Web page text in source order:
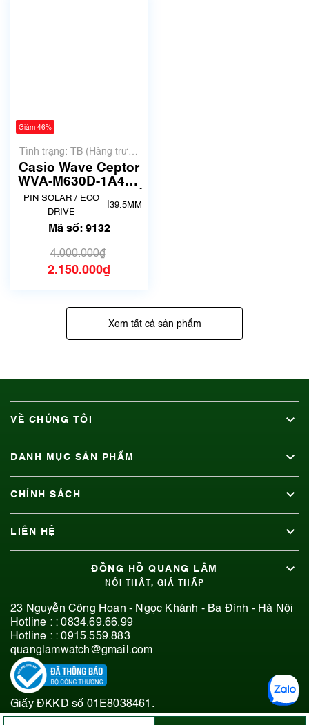
Giảm 46%
Tình trạng: TB (Hàng trưng
bày, thanh lý)
Casio Wave Ceptor
WVA-M630D-1A4JF
| size 9.5mm | Mã số
9132
PIN SOLAR / ECO
DRIVE
39.5MM
Mã số: 9132
4.000.000₫
2.150.000₫
Xem tất cả sản phẩm
VỀ CHÚNG TÔI
DANH MỤC SẢN PHẨM
CHÍNH SÁCH
LIÊN HỆ
ĐỒNG HỒ QUANG LÂM
NÓI THẬT, GIÁ THẤP
23 Nguyễn Công Hoan - Ngọc Khánh - Ba Đình - Hà Nội
Hotline : :0834.69.66.99
Hotline : :0915.559.883
quanglamwatch@gmail.com
Giấy ĐKKD số 01E8038461.